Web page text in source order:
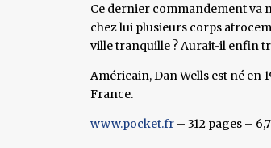
Ce dernier commandement va
chez lui plusieurs corps
ville tranquille ? Aurait-il enfin
Américain, Dan Wells est né en
France.
www.pocket.fr – 312 pages –